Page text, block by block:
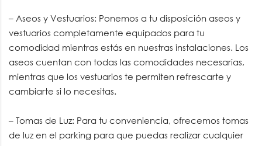
– Aseos y Vestuarios: Ponemos a tu disposición aseos y
vestuarios completamente equipados para tu
comodidad mientras estás en nuestras instalaciones. Los
aseos cuentan con todas las comodidades necesarias,
mientras que los vestuarios te permiten refrescarte y
cambiarte si lo necesitas.
– Tomas de Luz: Para tu conveniencia, ofrecemos tomas
de luz en el parking para que puedas realizar cualquier